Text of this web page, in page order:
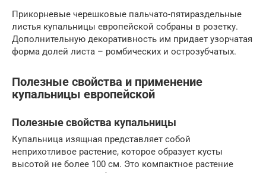
Прикорневые черешковые пальчато-пятираздельные
листья купальницы европейской собраны в розетку.
Дополнительную декоративность им придает узорчатая
форма долей листа – ромбических и острозубчатых.
Полезные свойства и применение
купальницы европейской
Полезные свойства купальницы
Купальница изящная представляет собой
неприхотливое растение, которое образует кусты
высотой не более 100 см. Это компактное растение